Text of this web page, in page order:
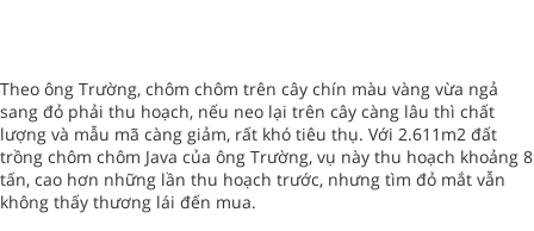
Theo ông Trường, chôm chôm trên cây chín màu vàng vừa ngả
sang đỏ phải thu hoạch, nếu neo lại trên cây càng lâu thì chất
lượng và mẫu mã càng giảm, rất khó tiêu thụ. Với 2.611m2 đất
trồng chôm chôm Java của ông Trường, vụ này thu hoạch khoảng 8
tấn, cao hơn những lần thu hoạch trước, nhưng tìm đỏ mắt vẫn
không thấy thương lái đến mua.